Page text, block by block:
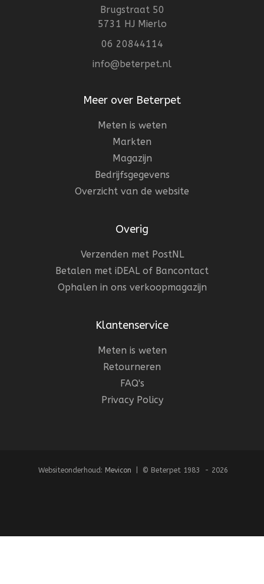
Brugstraat 50
5731 HJ Mierlo
06 20844114
info@beterpet.nl
Meer over Beterpet
Meten is weten
Markten
Magazijn
Bedrijfsgegevens
Overzicht van de website
Overig
Verzenden met PostNL
Betalen met iDEAL of Bancontact
Ophalen in ons verkoopmagazijn
Klantenservice
Meten is weten
Retourneren
FAQ's
Privacy Policy
Websiteonderhoud: Mevicon | © Beterpet 1983 - 2026